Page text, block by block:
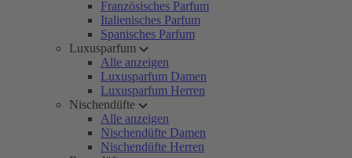
Französisches Parfum
Italienisches Parfum
Spanisches Parfum
Luxusparfum
Alle anzeigen
Luxusparfum Damen
Luxusparfum Herren
Nischendüfte
Alle anzeigen
Nischendüfte Damen
Nischendüfte Herren